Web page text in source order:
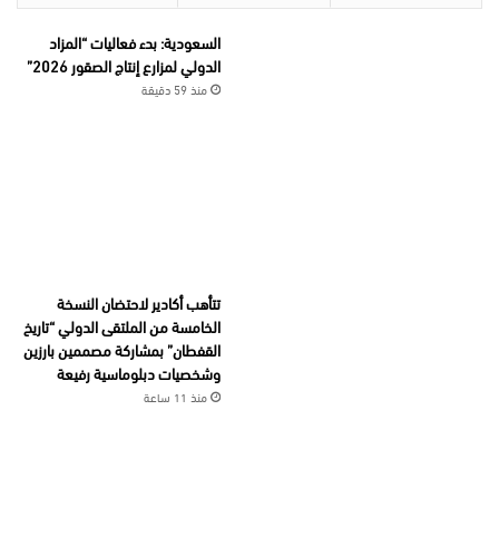
السعودية: بدء فعاليات “المزاد
الدولي لمزارع إنتاج الصقور 2026”
منذ 59 دقيقة
تتأهب أكادير لاحتضان النسخة
الخامسة من الملتقى الدولي “تاريخ
القفطان” بمشاركة مصممين بارزين
وشخصيات دبلوماسية رفيعة
منذ 11 ساعة